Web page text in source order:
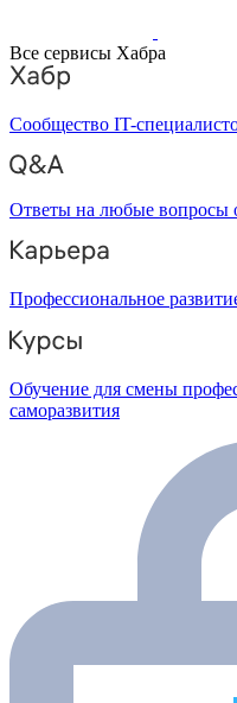
Все сервисы Хабра
Сообщество IT-
Ответы на любые вопросы
Профессиональное
Обучение для смены
саморазвития